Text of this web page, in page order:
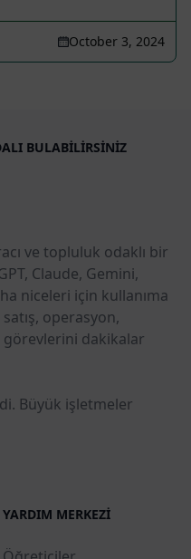
October 3, 2024
BULABILIRSINIZ
ve topluluk odaklı bir
Claude, Gemini,
niceleri için kullanıma
operasyon,
dakikalar
Büyük işletmeler
YARDIM MERKEZI